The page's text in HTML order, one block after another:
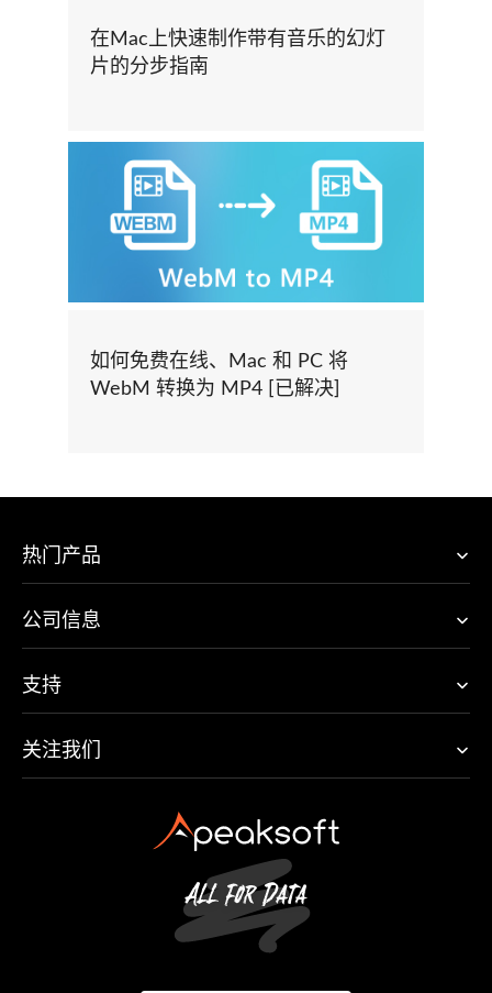
在Mac上快速制作带有音乐的幻灯
片的分步指南
如何免费在线、Mac 和 PC 将
WebM 转换为 MP4 [已解决]
热门产品
公司信息
支持
关注我们